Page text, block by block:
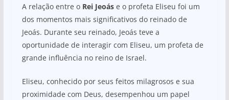
A relação entre o Rei Jeoáse o profeta Eliseu foi um
dos momentos mais significativos do reinado de
Jeoás. Durante seu reinado, Jeoás teve a
oportunidade de interagir com Eliseu, um profeta de
grande influência no reino de Israel.
Eliseu, conhecido por seus feitos milagrosos e sua
proximidade com Deus, desempenhou um papel